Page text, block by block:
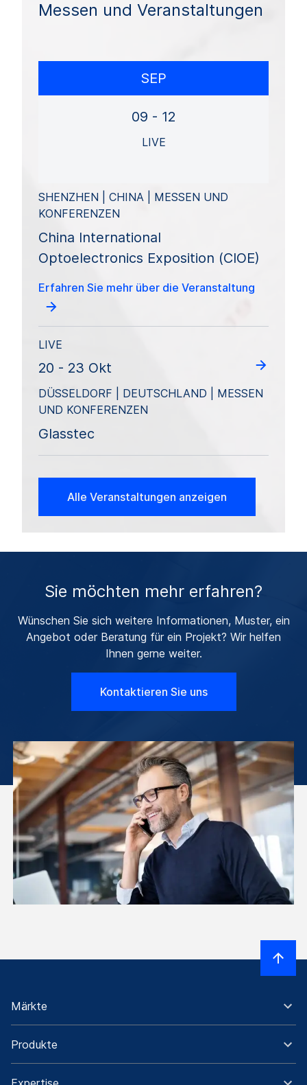
Messen und Veranstaltungen
SEP
09 - 12
LIVE
SHENZHEN | CHINA | MESSEN UND
KONFERENZEN
China International
Optoelectronics Exposition (CIOE)
Erfahren Sie mehr über die Veranstaltung
LIVE
20 - 23 Okt
DÜSSELDORF | DEUTSCHLAND | MESSEN
UND KONFERENZEN
Glasstec
Alle Veranstaltungen anzeigen
Sie möchten mehr erfahren?
Wünschen Sie sich weitere Informationen, Muster, ein
Angebot oder Beratung für ein Projekt? Wir helfen
Ihnen gerne weiter.
Kontaktieren Sie uns
Märkte
Produkte